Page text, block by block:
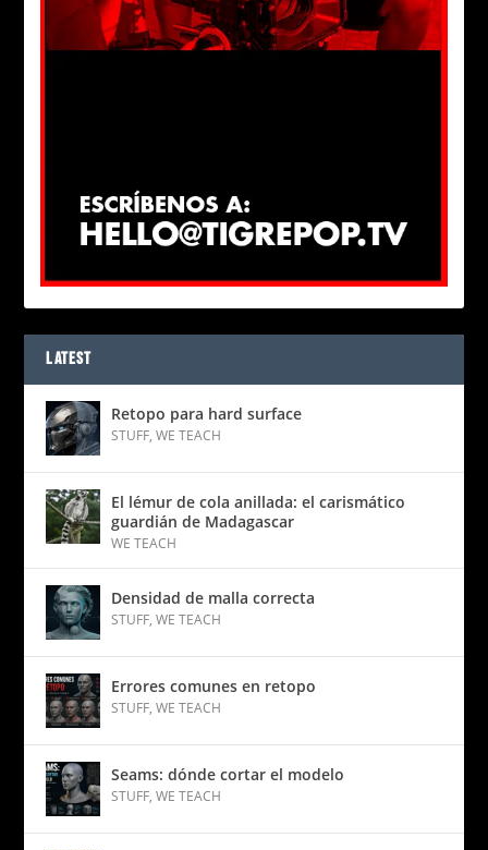
LATEST
Retopo para hard surface
STUFF,WE TEACH
El lémur de cola anillada: el carismático
guardián de Madagascar
WE TEACH
Densidad de malla correcta
STUFF,WE TEACH
Errores comunes en retopo
STUFF,WE TEACH
Seams: dónde cortar el modelo
STUFF,WE TEACH